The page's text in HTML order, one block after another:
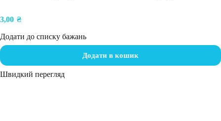
3,00 ₴
Додати до списку бажань
Додати в кошик
Швидкий перегляд